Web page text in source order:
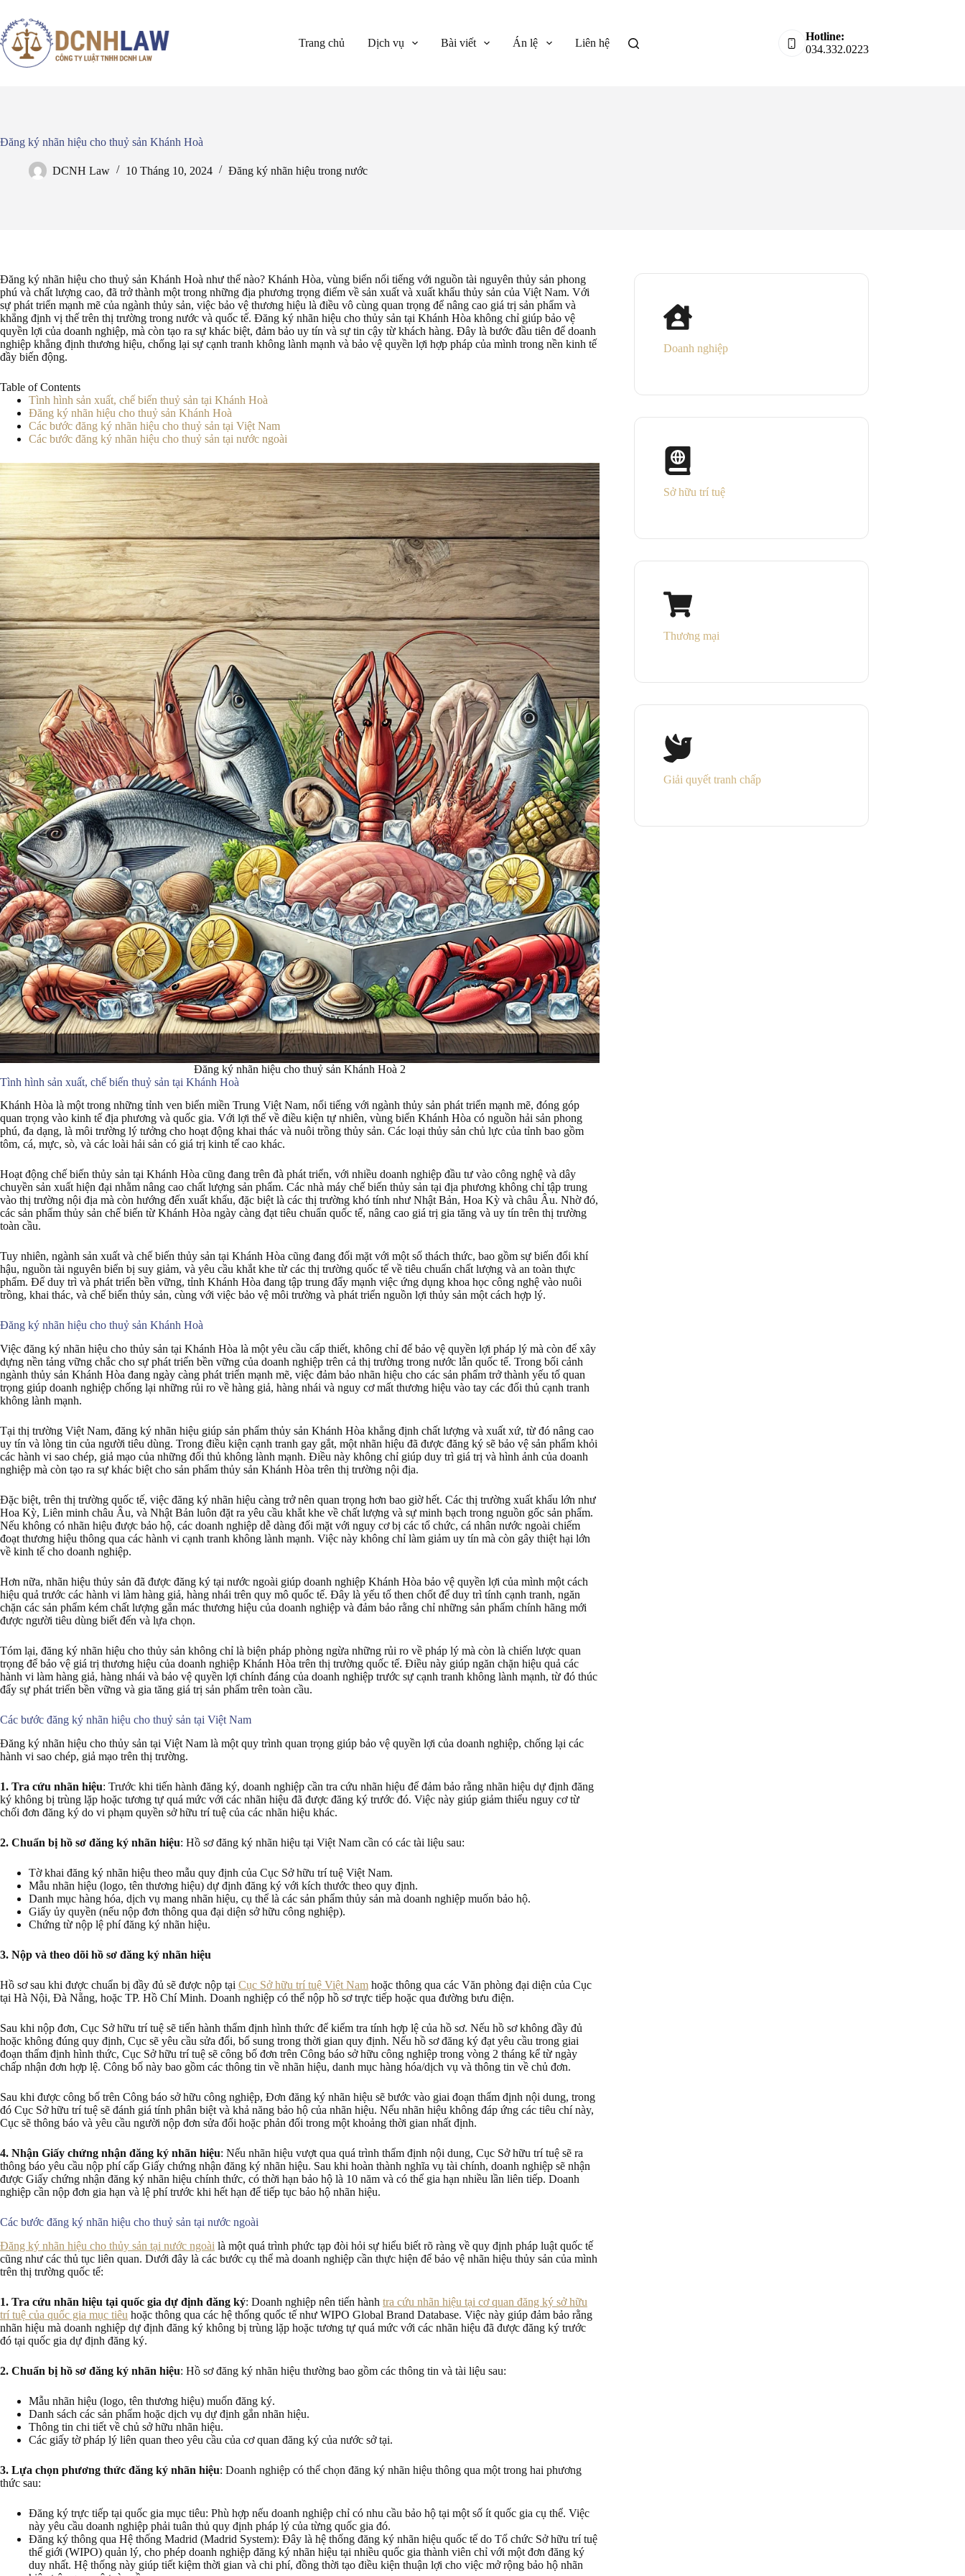
đến
phần
nội
dung
Trang chủ Dịch vụ Bài viết Án lệ Liên hệ
Hotline:
034.332.0223
Đăng ký nhãn hiệu cho thuỷ sản Khánh Hoà
DCNH Law 10 Tháng 10, 2024 Đăng ký nhãn hiệu trong nước
Đăng ký nhãn hiệu cho thuỷ sản Khánh Hoà như thế nào? Khánh Hòa, vùng biển nổi tiếng với nguồn tài nguyên thủy sản phong
phú và chất lượng cao, đã trở thành một trong những địa phương trọng điểm về sản xuất và xuất khẩu thủy sản của Việt Nam. Với
sự phát triển mạnh mẽ của ngành thủy sản, việc bảo vệ thương hiệu là điều vô cùng quan trọng để nâng cao giá trị sản phẩm và
khẳng định vị thế trên thị trường trong nước và quốc tế. Đăng ký nhãn hiệu cho thủy sản tại Khánh Hòa không chỉ giúp bảo vệ
quyền lợi của doanh nghiệp, mà còn tạo ra sự khác biệt, đảm bảo uy tín và sự tin cậy từ khách hàng. Đây là bước đầu tiên để doanh
nghiệp khẳng định thương hiệu, chống lại sự cạnh tranh không lành mạnh và bảo vệ quyền lợi hợp pháp của mình trong nền kinh tế
đầy biến động.
Table of Contents
Tình hình sản xuất, chế biến thuỷ sản tại Khánh Hoà
Đăng ký nhãn hiệu cho thuỷ sản Khánh Hoà
Các bước đăng ký nhãn hiệu cho thuỷ sản tại Việt Nam
Các bước đăng ký nhãn hiệu cho thuỷ sản tại nước ngoài
Đăng ký nhãn hiệu cho thuỷ sản Khánh Hoà 2
Tình hình sản xuất, chế biến thuỷ sản tại Khánh Hoà
Khánh Hòa là một trong những tỉnh ven biển miền Trung Việt Nam, nổi tiếng với ngành thủy sản phát triển mạnh mẽ, đóng góp
quan trọng vào kinh tế địa phương và quốc gia. Với lợi thế về điều kiện tự nhiên, vùng biển Khánh Hòa có nguồn hải sản phong
phú, đa dạng, là môi trường lý tưởng cho hoạt động khai thác và nuôi trồng thủy sản. Các loại thủy sản chủ lực của tỉnh bao gồm
tôm, cá, mực, sò, và các loài hải sản có giá trị kinh tế cao khác.
Hoạt động chế biến thủy sản tại Khánh Hòa cũng đang trên đà phát triển, với nhiều doanh nghiệp đầu tư vào công nghệ và dây
chuyền sản xuất hiện đại nhằm nâng cao chất lượng sản phẩm. Các nhà máy chế biến thủy sản tại địa phương không chỉ tập trung
vào thị trường nội địa mà còn hướng đến xuất khẩu, đặc biệt là các thị trường khó tính như Nhật Bản, Hoa Kỳ và châu Âu. Nhờ đó,
các sản phẩm thủy sản chế biến từ Khánh Hòa ngày càng đạt tiêu chuẩn quốc tế, nâng cao giá trị gia tăng và uy tín trên thị trường
toàn cầu.
Tuy nhiên, ngành sản xuất và chế biến thủy sản tại Khánh Hòa cũng đang đối mặt với một số thách thức, bao gồm sự biến đổi khí
hậu, nguồn tài nguyên biển bị suy giảm, và yêu cầu khắt khe từ các thị trường quốc tế về tiêu chuẩn chất lượng và an toàn thực
phẩm. Để duy trì và phát triển bền vững, tỉnh Khánh Hòa đang tập trung đẩy mạnh việc ứng dụng khoa học công nghệ vào nuôi
trồng, khai thác, và chế biến thủy sản, cùng với việc bảo vệ môi trường và phát triển nguồn lợi thủy sản một cách hợp lý.
Đăng ký nhãn hiệu cho thuỷ sản Khánh Hoà
Việc đăng ký nhãn hiệu cho thủy sản tại Khánh Hòa là một yêu cầu cấp thiết, không chỉ để bảo vệ quyền lợi pháp lý mà còn để xây
dựng nền tảng vững chắc cho sự phát triển bền vững của doanh nghiệp trên cả thị trường trong nước lẫn quốc tế. Trong bối cảnh
ngành thủy sản Khánh Hòa đang ngày càng phát triển mạnh mẽ, việc đảm bảo nhãn hiệu cho các sản phẩm trở thành yếu tố quan
trọng giúp doanh nghiệp chống lại những rủi ro về hàng giả, hàng nhái và nguy cơ mất thương hiệu vào tay các đối thủ cạnh tranh
không lành mạnh.
Tại thị trường Việt Nam, đăng ký nhãn hiệu giúp sản phẩm thủy sản Khánh Hòa khẳng định chất lượng và xuất xứ, từ đó nâng cao
uy tín và lòng tin của người tiêu dùng. Trong điều kiện cạnh tranh gay gắt, một nhãn hiệu đã được đăng ký sẽ bảo vệ sản phẩm khỏi
các hành vi sao chép, giả mạo của những đối thủ không lành mạnh. Điều này không chỉ giúp duy trì giá trị và hình ảnh của doanh
nghiệp mà còn tạo ra sự khác biệt cho sản phẩm thủy sản Khánh Hòa trên thị trường nội địa.
Đặc biệt, trên thị trường quốc tế, việc đăng ký nhãn hiệu càng trở nên quan trọng hơn bao giờ hết. Các thị trường xuất khẩu lớn như
Hoa Kỳ, Liên minh châu Âu, và Nhật Bản luôn đặt ra yêu cầu khắt khe về chất lượng và sự minh bạch trong nguồn gốc sản phẩm.
Nếu không có nhãn hiệu được bảo hộ, các doanh nghiệp dễ dàng đối mặt với nguy cơ bị các tổ chức, cá nhân nước ngoài chiếm
đoạt thương hiệu thông qua các hành vi cạnh tranh không lành mạnh. Việc này không chỉ làm giảm uy tín mà còn gây thiệt hại lớn
về kinh tế cho doanh nghiệp.
Hơn nữa, nhãn hiệu thủy sản đã được đăng ký tại nước ngoài giúp doanh nghiệp Khánh Hòa bảo vệ quyền lợi của mình một cách
hiệu quả trước các hành vi làm hàng giả, hàng nhái trên quy mô quốc tế. Đây là yếu tố then chốt để duy trì tính cạnh tranh, ngăn
chặn các sản phẩm kém chất lượng gắn mác thương hiệu của doanh nghiệp và đảm bảo rằng chỉ những sản phẩm chính hãng mới
được người tiêu dùng biết đến và lựa chọn.
Tóm lại, đăng ký nhãn hiệu cho thủy sản không chỉ là biện pháp phòng ngừa những rủi ro về pháp lý mà còn là chiến lược quan
trọng để bảo vệ giá trị thương hiệu của doanh nghiệp Khánh Hòa trên thị trường quốc tế. Điều này giúp ngăn chặn hiệu quả các
hành vi làm hàng giả, hàng nhái và bảo vệ quyền lợi chính đáng của doanh nghiệp trước sự cạnh tranh không lành mạnh, từ đó thúc
đẩy sự phát triển bền vững và gia tăng giá trị sản phẩm trên toàn cầu.
Các bước đăng ký nhãn hiệu cho thuỷ sản tại Việt Nam
Đăng ký nhãn hiệu cho thủy sản tại Việt Nam là một quy trình quan trọng giúp bảo vệ quyền lợi của doanh nghiệp, chống lại các
hành vi sao chép, giả mạo trên thị trường.
1. Tra cứu nhãn hiệu: Trước khi tiến hành đăng ký, doanh nghiệp cần tra cứu nhãn hiệu để đảm bảo rằng nhãn hiệu dự định đăng
ký không bị trùng lặp hoặc tương tự quá mức với các nhãn hiệu đã được đăng ký trước đó. Việc này giúp giảm thiểu nguy cơ từ
chối đơn đăng ký do vi phạm quyền sở hữu trí tuệ của các nhãn hiệu khác.
2. Chuẩn bị hồ sơ đăng ký nhãn hiệu: Hồ sơ đăng ký nhãn hiệu tại Việt Nam cần có các tài liệu sau:
Tờ khai đăng ký nhãn hiệu theo mẫu quy định của Cục Sở hữu trí tuệ Việt Nam.
Mẫu nhãn hiệu (logo, tên thương hiệu) dự định đăng ký với kích thước theo quy định.
Danh mục hàng hóa, dịch vụ mang nhãn hiệu, cụ thể là các sản phẩm thủy sản mà doanh nghiệp muốn bảo hộ.
Giấy ủy quyền (nếu nộp đơn thông qua đại diện sở hữu công nghiệp).
Chứng từ nộp lệ phí đăng ký nhãn hiệu.
3. Nộp và theo dõi hồ sơ đăng ký nhãn hiệu
Hồ sơ sau khi được chuẩn bị đầy đủ sẽ được nộp tại Cục Sở hữu trí tuệ Việt Nam hoặc thông qua các Văn phòng đại diện của Cục
tại Hà Nội, Đà Nẵng, hoặc TP. Hồ Chí Minh. Doanh nghiệp có thể nộp hồ sơ trực tiếp hoặc qua đường bưu điện.
Sau khi nộp đơn, Cục Sở hữu trí tuệ sẽ tiến hành thẩm định hình thức để kiểm tra tính hợp lệ của hồ sơ. Nếu hồ sơ không đầy đủ
hoặc không đúng quy định, Cục sẽ yêu cầu sửa đổi, bổ sung trong thời gian quy định. Nếu hồ sơ đăng ký đạt yêu cầu trong giai
đoạn thẩm định hình thức, Cục Sở hữu trí tuệ sẽ công bố đơn trên Công báo sở hữu công nghiệp trong vòng 2 tháng kể từ ngày
chấp nhận đơn hợp lệ. Công bố này bao gồm các thông tin về nhãn hiệu, danh mục hàng hóa/dịch vụ và thông tin về chủ đơn.
Sau khi được công bố trên Công báo sở hữu công nghiệp, Đơn đăng ký nhãn hiệu sẽ bước vào giai đoạn thẩm định nội dung, trong
đó Cục Sở hữu trí tuệ sẽ đánh giá tính phân biệt và khả năng bảo hộ của nhãn hiệu. Nếu nhãn hiệu không đáp ứng các tiêu chí này,
Cục sẽ thông báo và yêu cầu người nộp đơn sửa đổi hoặc phản đối trong một khoảng thời gian nhất định.
4. Nhận Giấy chứng nhận đăng ký nhãn hiệu: Nếu nhãn hiệu vượt qua quá trình thẩm định nội dung, Cục Sở hữu trí tuệ sẽ ra
thông báo yêu cầu nộp phí cấp Giấy chứng nhận đăng ký nhãn hiệu. Sau khi hoàn thành nghĩa vụ tài chính, doanh nghiệp sẽ nhận
được Giấy chứng nhận đăng ký nhãn hiệu chính thức, có thời hạn bảo hộ là 10 năm và có thể gia hạn nhiều lần liên tiếp. Doanh
nghiệp cần nộp đơn gia hạn và lệ phí trước khi hết hạn để tiếp tục bảo hộ nhãn hiệu.
Các bước đăng ký nhãn hiệu cho thuỷ sản tại nước ngoài
Đăng ký nhãn hiệu cho thủy sản tại nước ngoài là một quá trình phức tạp đòi hỏi sự hiểu biết rõ ràng về quy định pháp luật quốc tế
cũng như các thủ tục liên quan. Dưới đây là các bước cụ thể mà doanh nghiệp cần thực hiện để bảo vệ nhãn hiệu thủy sản của mình
trên thị trường quốc tế:
1. Tra cứu nhãn hiệu tại quốc gia dự định đăng ký: Doanh nghiệp nên tiến hành tra cứu nhãn hiệu tại cơ quan đăng ký sở hữu
trí tuệ của quốc gia mục tiêu hoặc thông qua các hệ thống quốc tế như WIPO Global Brand Database. Việc này giúp đảm bảo rằng
nhãn hiệu mà doanh nghiệp dự định đăng ký không bị trùng lặp hoặc tương tự quá mức với các nhãn hiệu đã được đăng ký trước
đó tại quốc gia dự định đăng ký.
2. Chuẩn bị hồ sơ đăng ký nhãn hiệu: Hồ sơ đăng ký nhãn hiệu thường bao gồm các thông tin và tài liệu sau:
Mẫu nhãn hiệu (logo, tên thương hiệu) muốn đăng ký.
Danh sách các sản phẩm hoặc dịch vụ dự định gắn nhãn hiệu.
Thông tin chi tiết về chủ sở hữu nhãn hiệu.
Các giấy tờ pháp lý liên quan theo yêu cầu của cơ quan đăng ký của nước sở tại.
3. Lựa chọn phương thức đăng ký nhãn hiệu: Doanh nghiệp có thể chọn đăng ký nhãn hiệu thông qua một trong hai phương
thức sau:
Đăng ký trực tiếp tại quốc gia mục tiêu: Phù hợp nếu doanh nghiệp chỉ có nhu cầu bảo hộ tại một số ít quốc gia cụ thể. Việc
này yêu cầu doanh nghiệp phải tuân thủ quy định pháp lý của từng quốc gia đó.
Đăng ký thông qua Hệ thống Madrid (Madrid System): Đây là hệ thống đăng ký nhãn hiệu quốc tế do Tổ chức Sở hữu trí tuệ
thế giới (WIPO) quản lý, cho phép doanh nghiệp đăng ký nhãn hiệu tại nhiều quốc gia thành viên chỉ với một đơn đăng ký
duy nhất. Hệ thống này giúp tiết kiệm thời gian và chi phí, đồng thời tạo điều kiện thuận lợi cho việc mở rộng bảo hộ nhãn
Doanh nghiệp
Sở hữu trí tuệ
Thương mại
Giải quyết tranh chấp